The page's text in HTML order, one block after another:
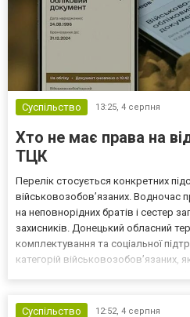
Суспільство 13:25, 4 серпня
Хто не має права на
ТЦК
Перелік стосується конкретних
військовозобов’язаних. Водночас
на неповнорідних братів і сестер
захисників. Донецький обласний
комплектування та соціальної
категорій військовозобов’язаних,
Суспільство
12:52, 4 серпня